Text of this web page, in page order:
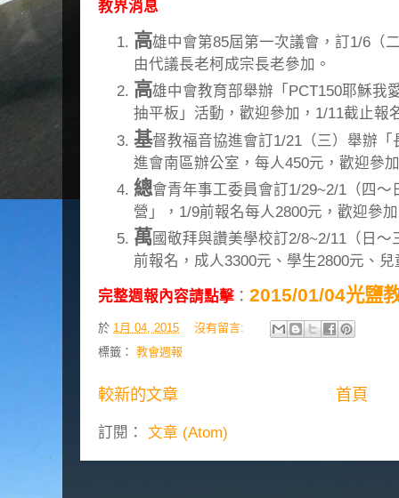
教界消息
高雄中會第85屆第一次議會，訂1/6（
由代議長老柯成宗長老參加。
高雄中會教育部舉辦「PCT150耶穌我
抽平板」活動，歡迎參加，1/11截止報
基督教福音協進會訂1/21（三）舉辦
進會南區辦公室，每人450元，歡迎參
總會青年事工委員會訂1/29~2/1（四
營」，1/9前報名每人2800元，歡迎參
萬國敬拜與讚美學校訂2/8~2/11（日
前報名，成人3300元、學生2800元、
完整週報內容請點擊 ： 2015/01/04光鹽
於 1月 04, 2015
沒有留言:
標籤： 教會週報
較新的文章 首頁
訂閱： 文章 (Atom)